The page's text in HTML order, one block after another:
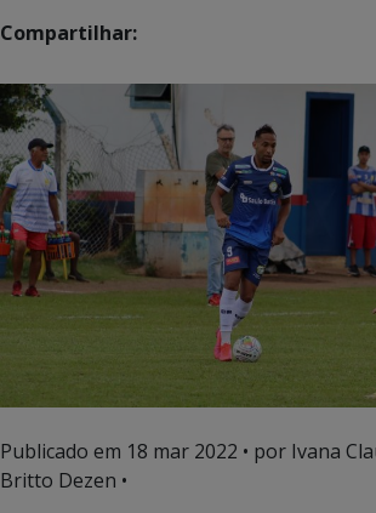
Compartilhar:
Publicado em 18 mar 2022 • por Ivana
Britto Dezen •